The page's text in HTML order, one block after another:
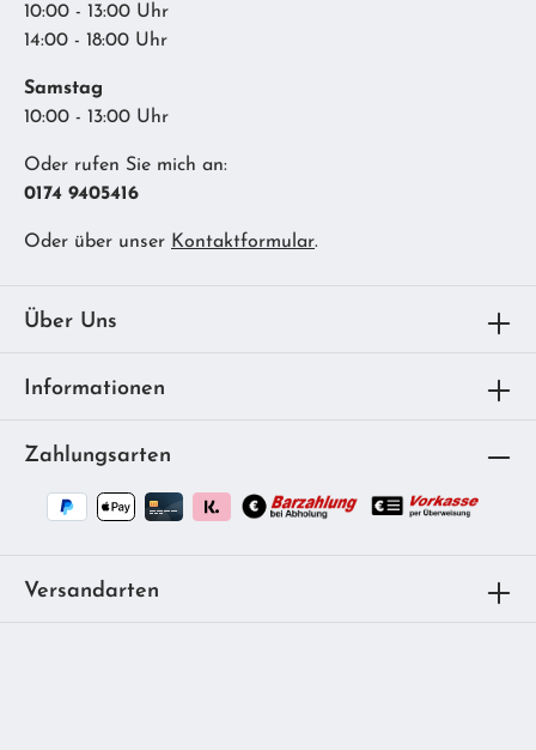
10:00 - 13:00 Uhr
14:00 - 18:00 Uhr
Samstag
10:00 - 13:00 Uhr
Oder rufen Sie mich an:
0174 9405416
Oder über unser Kontaktformular.
Über Uns
Informationen
Zahlungsarten
Versandarten